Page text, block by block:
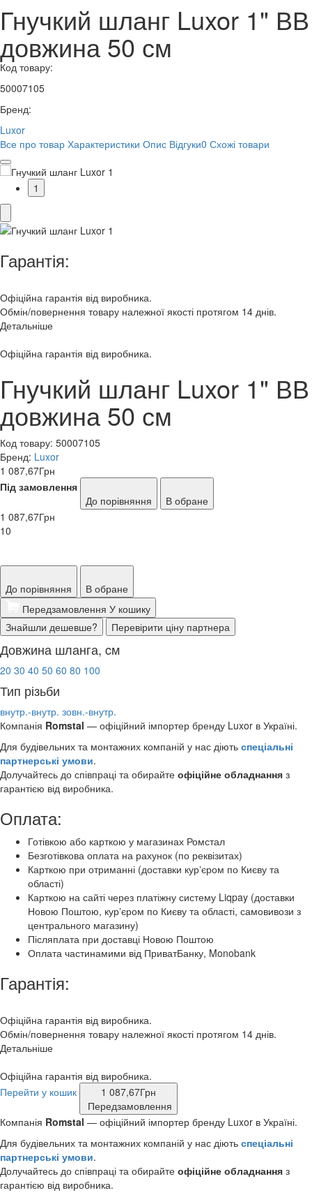
Гнучкий шланг Luxor 1" ВВ
довжина 50 см
Код товару:
50007105
Бренд:
Luxor
Все про товар Характеристики Опис Відгуки0 Схожі товари
1
Гарантія:
Офіційна гарантія від виробника.
Обмін/повернення товару належної якості протягом 14 днів.
Детальніше
Офіційна гарантія від виробника.
Гнучкий шланг Luxor 1" ВВ
довжина 50 см
Код товару: 50007105
Бренд: Luxor
1 087,67Грн
Під замовлення
До порівняння
В обране
1 087,67Грн
10
До порівняння
В обране
Передзамовлення У кошику
Знайшли дешевше?
Перевірити ціну партнера
Довжина шланга, cм
20 30 40 50 60 80 100
Тип різьби
внутр.-внутр. зовн.-внутр.
Компанія Romstal — офіційний імпортер бренду Luxor в Україні.
Для будівельних та монтажних компаній у нас діють спеціальні
партнерські умови.
Долучайтесь до співпраці та обирайте офіційне обладнання з
гарантією від виробника.
Оплата:
Готівкою або карткою у магазинах Ромстал
Безготівкова оплата на рахунок (по реквізитах)
Карткою при отриманні (доставки курʼєром по Києву та
області)
Карткою на сайті через платіжну систему Liqpay (доставки
Новою Поштою, курʼєром по Києву та області, самовивози з
центрального магазину)
Післяплата при доставці Новою Поштою
Оплата частинамими від ПриватБанку, Monobank
Гарантія:
Офіційна гарантія від виробника.
Обмін/повернення товару належної якості протягом 14 днів.
Детальніше
Офіційна гарантія від виробника.
Перейти у кошик
1 087,67Грн
Передзамовлення
Компанія Romstal — офіційний імпортер бренду Luxor в Україні.
Для будівельних та монтажних компаній у нас діють спеціальні
партнерські умови.
Долучайтесь до співпраці та обирайте офіційне обладнання з
гарантією від виробника.